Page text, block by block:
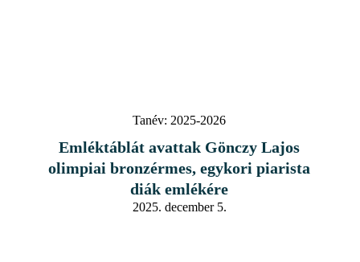
Tanév: 2025-2026
Emléktáblát avattak Gönczy Lajos
olimpiai bronzérmes, egykori piarista
diák emlékére
2025. december 5.